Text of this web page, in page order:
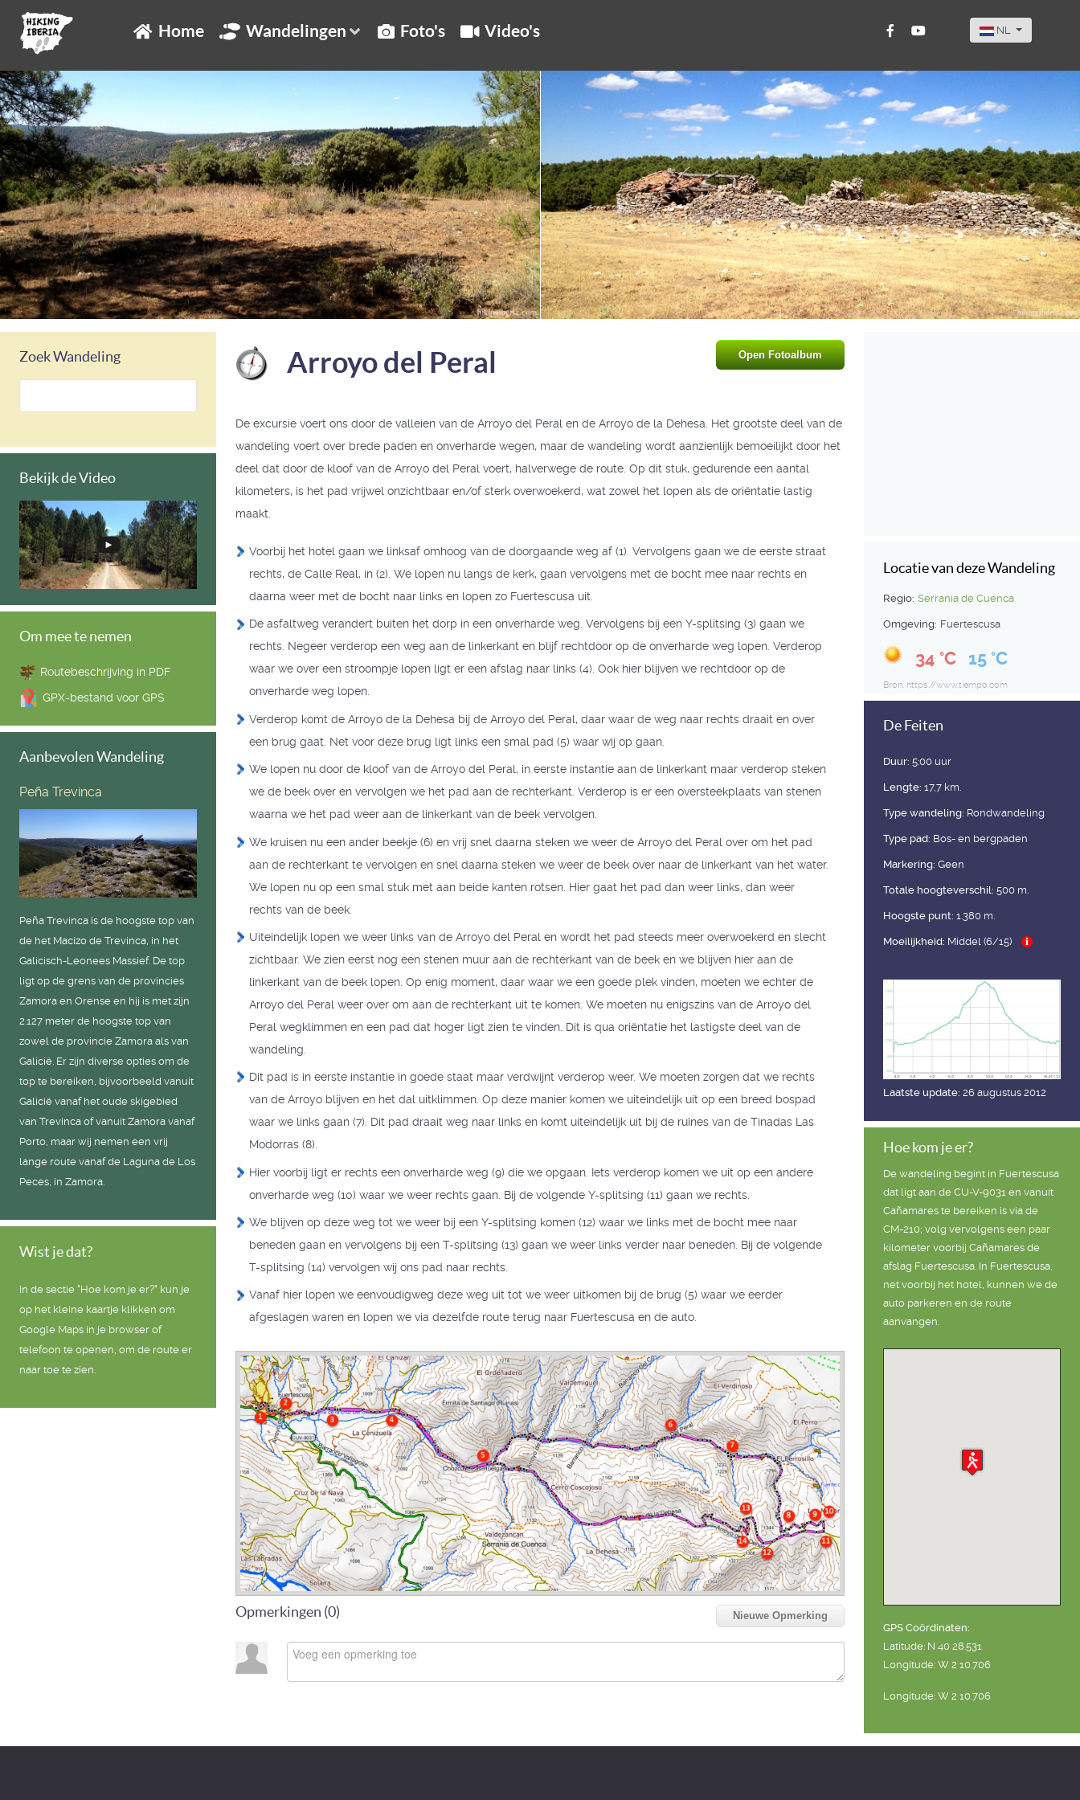
Home Wandelingen Foto's Video's Selecteer de taal
NL
Zoek Wandeling
Bekijk de Video
Om mee te nemen
Routebeschrijving in PDF
GPX-bestand voor GPS
Aanbevolen Wandeling
Peña Trevinca
Peña Trevinca is de hoogste top van
de het Macizo de Trevinca, in het
Galicisch-Leonees Massief. De top
ligt op de grens van de provincies
Zamora en Orense en hij is met zijn
2.127 meter de hoogste top van
zowel de provincie Zamora als van
Galicië. Er zijn diverse opties om de
top te bereiken, bijvoorbeeld vanuit
Galicië vanaf het oude skigebied
van Trevinca of vanuit Zamora vanaf
Porto, maar wij nemen een vrij
lange route vanaf de Laguna de Los
Peces, in Zamora.
Wist je dat?
In de sectie "Hoe kom je er?" kun je
op het kleine kaartje klikken om
Google Maps in je browser of
telefoon te openen, om de route er
naar toe te zien.
Open Fotoalbum
Arroyo del Peral
De excursie voert ons door de valleien van de Arroyo del Peral en de Arroyo de la Dehesa. Het grootste deel van de
wandeling voert over brede paden en onverharde wegen, maar de wandeling wordt aanzienlijk bemoeilijkt door het
deel dat door de kloof van de Arroyo del Peral voert, halverwege de route. Op dit stuk, gedurende een aantal
kilometers, is het pad vrijwel onzichtbaar en/of sterk overwoekerd, wat zowel het lopen als de oriëntatie lastig
maakt.
Voorbij het hotel gaan we linksaf omhoog van de doorgaande weg af (1). Vervolgens gaan we de eerste straat
rechts, de Calle Real, in (2). We lopen nu langs de kerk, gaan vervolgens met de bocht mee naar rechts en
daarna weer met de bocht naar links en lopen zo Fuertescusa uit.
De asfaltweg verandert buiten het dorp in een onverharde weg. Vervolgens bij een Y-splitsing (3) gaan we
rechts. Negeer verderop een weg aan de linkerkant en blijf rechtdoor op de onverharde weg lopen. Verderop
waar we over een stroompje lopen ligt er een afslag naar links (4). Ook hier blijven we rechtdoor op de
onverharde weg lopen.
Verderop komt de Arroyo de la Dehesa bij de Arroyo del Peral, daar waar de weg naar rechts draait en over
een brug gaat. Net voor deze brug ligt links een smal pad (5) waar wij op gaan.
We lopen nu door de kloof van de Arroyo del Peral, in eerste instantie aan de linkerkant maar verderop steken
we de beek over en vervolgen we het pad aan de rechterkant. Verderop is er een oversteekplaats van stenen
waarna we het pad weer aan de linkerkant van de beek vervolgen.
We kruisen nu een ander beekje (6) en vrij snel daarna steken we weer de Arroyo del Peral over om het pad
aan de rechterkant te vervolgen en snel daarna steken we weer de beek over naar de linkerkant van het water.
We lopen nu op een smal stuk met aan beide kanten rotsen. Hier gaat het pad dan weer links, dan weer
rechts van de beek.
Uiteindelijk lopen we weer links van de Arroyo del Peral en wordt het pad steeds meer overwoekerd en slecht
zichtbaar. We zien eerst nog een stenen muur aan de rechterkant van de beek en we blijven hier aan de
linkerkant van de beek lopen. Op enig moment, daar waar we een goede plek vinden, moeten we echter de
Arroyo del Peral weer over om aan de rechterkant uit te komen. We moeten nu enigszins van de Arroyo del
Peral wegklimmen en een pad dat hoger ligt zien te vinden. Dit is qua oriëntatie het lastigste deel van de
wandeling.
Dit pad is in eerste instantie in goede staat maar verdwijnt verderop weer. We moeten zorgen dat we rechts
van de Arroyo blijven en het dal uitklimmen. Op deze manier komen we uiteindelijk uit op een breed bospad
waar we links gaan (7). Dit pad draait weg naar links en komt uiteindelijk uit bij de ruïnes van de Tinadas Las
Modorras (8).
Hier voorbij ligt er rechts een onverharde weg (9) die we opgaan. Iets verderop komen we uit op een andere
onverharde weg (10) waar we weer rechts gaan. Bij de volgende Y-splitsing (11) gaan we rechts.
We blijven op deze weg tot we weer bij een Y-splitsing komen (12) waar we links met de bocht mee naar
beneden gaan en vervolgens bij een T-splitsing (13) gaan we weer links verder naar beneden. Bij de volgende
T-splitsing (14) vervolgen wij ons pad naar rechts.
Vanaf hier lopen we eenvoudigweg deze weg uit tot we weer uitkomen bij de brug (5) waar we eerder
afgeslagen waren en lopen we via dezelfde route terug naar Fuertescusa en de auto.
Opmerkingen (0) Nieuwe Opmerking
Locatie van deze Wandeling
Regio: Serranía de Cuenca
Omgeving: Fuertescusa
34 °C 15 °C
Bron: https://www.tiempo.com
De Feiten
Duur: 5:00 uur
Lengte: 17,7 km.
Type wandeling: Rondwandeling
Type pad: Bos- en bergpaden
Markering: Geen
Totale hoogteverschil: 500 m.
Hoogste punt: 1.380 m.
Moeilijkheid: Middel (6/15)
Laatste update: 26 augustus 2012
Hoe kom je er?
De wandeling begint in Fuertescusa
dat ligt aan de CU-V-9031 en vanuit
Cañamares te bereiken is via de
CM-210; volg vervolgens een paar
kilometer voorbij Cañamares de
afslag Fuertescusa. In Fuertescusa,
net voorbij het hotel, kunnen we de
auto parkeren en de route
aanvangen.
GPS Coördinaten:
Latitude: N 40 28.531
Longitude: W 2 10.706
Longitude: W 2 10.706